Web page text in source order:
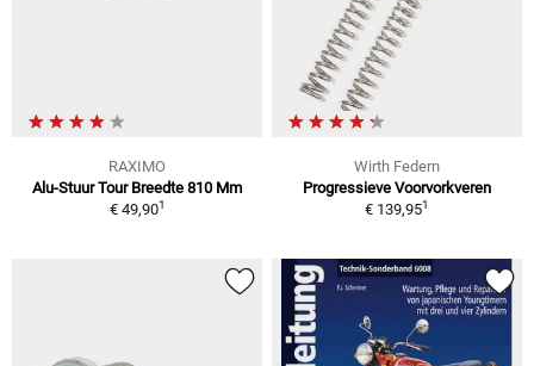
RAXIMO
Alu-Stuur Tour Breedte 810 Mm
€ 49,901
Wirth Federn
Progressieve Voorvorkveren
€ 139,951